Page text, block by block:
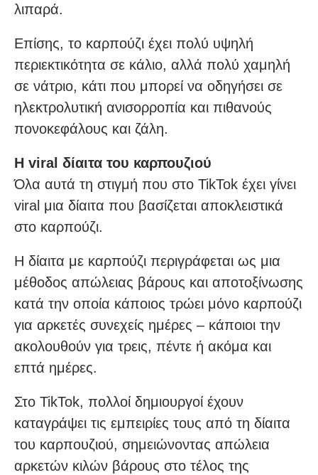
λιπαρά.
Επίσης, το καρπούζι έχει πολύ υψηλή
περιεκτικότητα σε κάλιο, αλλά πολύ χαμηλή
σε νάτριο, κάτι που μπορεί να οδηγήσει σε
ηλεκτρολυτική ανισορροπία και πιθανούς
πονοκεφάλους και ζάλη.
Η viral δίαιτα του καρπουζιού
Όλα αυτά τη στιγμή που στο TikTok έχει γίνει
viral μια δίαιτα που βασίζεται αποκλειστικά
στο καρπούζι.
Η δίαιτα με καρπούζι περιγράφεται ως μια
μέθοδος απώλειας βάρους και αποτοξίνωσης
κατά την οποία κάποιος τρώει μόνο καρπούζι
για αρκετές συνεχείς ημέρες – κάποιοι την
ακολουθούν για τρεις, πέντε ή ακόμα και
επτά ημέρες.
Στο TikTok, πολλοί δημιουργοί έχουν
καταγράψει τις εμπειρίες τους από τη δίαιτα
του καρπουζιού, σημειώνοντας απώλεια
αρκετών κιλών βάρους στο τέλος της